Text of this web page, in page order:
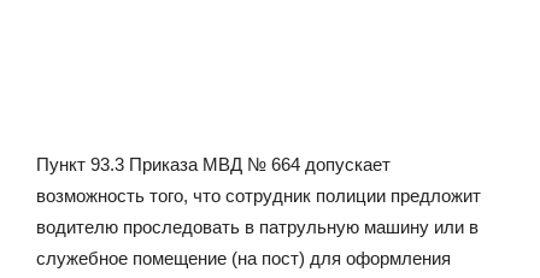
Пункт 93.3 Приказа МВД № 664 допускает
возможность того, что сотрудник полиции предложит
водителю проследовать в патрульную машину или в
служебное помещение (на пост) для оформления